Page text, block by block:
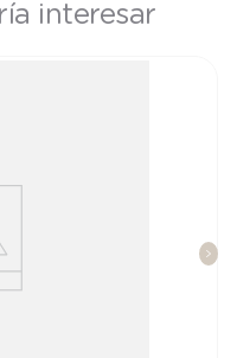
interesar